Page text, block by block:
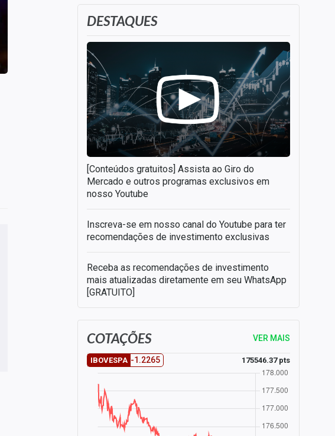
DESTAQUES
[Conteúdos gratuitos] Assista ao Giro do
Mercado e outros programas exclusivos em
nosso Youtube
Inscreva-se em nosso canal do Youtube para ter
recomendações de investimento exclusivas
Receba as recomendações de investimento
mais atualizadas diretamente em seu WhatsApp
[GRATUITO]
COTAÇÕES VER MAIS
IBOVESPA -1.2265 175546.37 pts